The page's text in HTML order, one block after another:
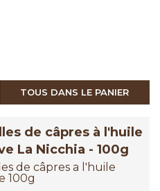
TOUS DANS LE PANIER
de câpres à l'huile
La Nicchia - 100g
de câpres a l'huile
100g